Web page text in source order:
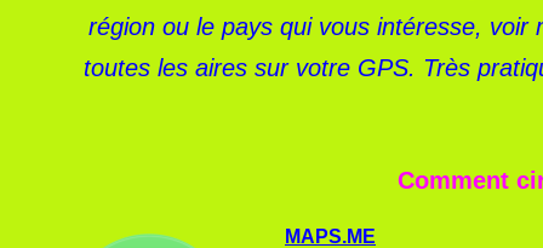
région ou le pays qui vous intéresse,
toutes les aires sur votre GPS. Très
Comment
MAPS.ME